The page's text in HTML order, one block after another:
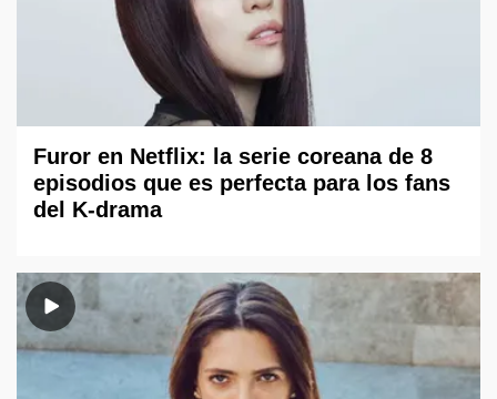
Furor en Netflix: la serie coreana de 8
episodios que es perfecta para los fans
del K-drama